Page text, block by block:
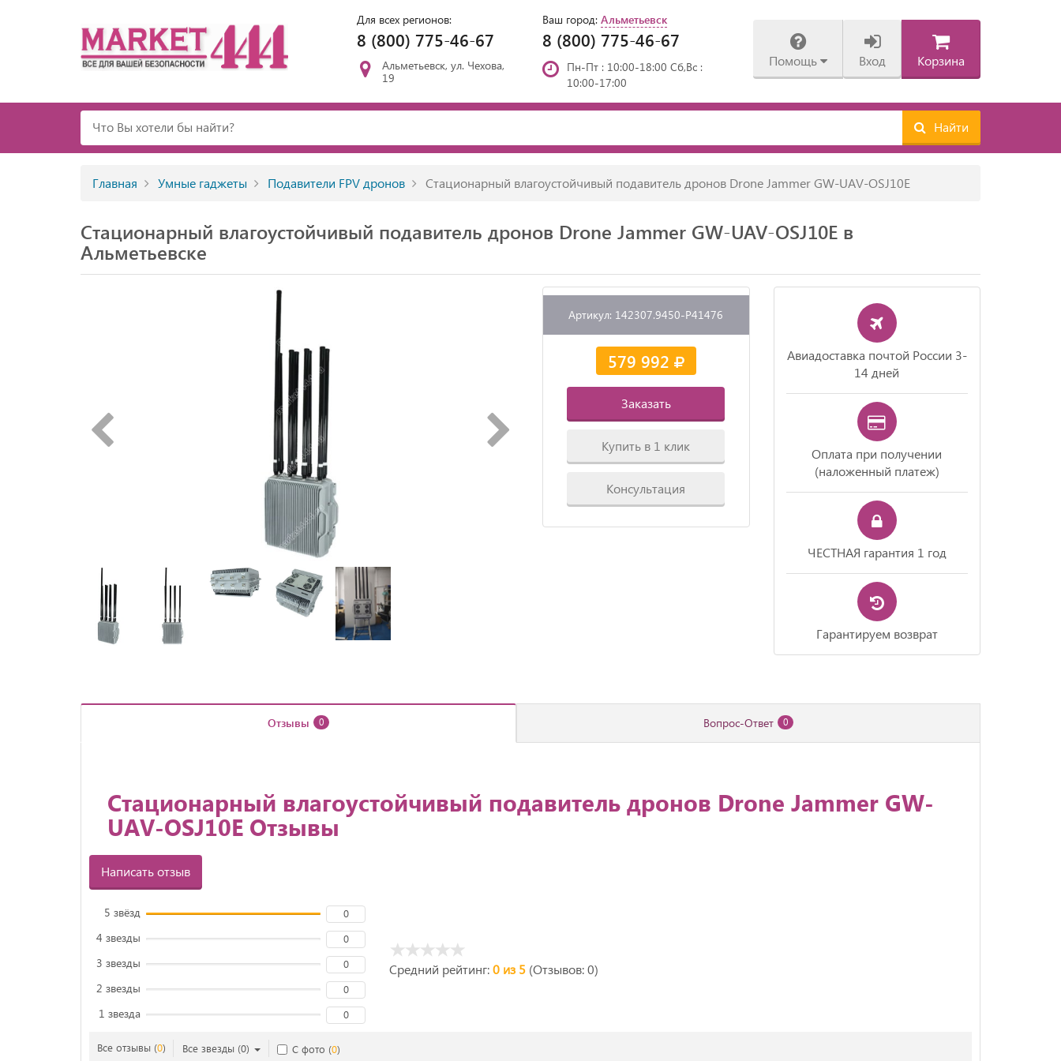
Для всех регионов:
8 (800) 775-46-67
Ваш город: Альметьевск
8 (800) 775-46-67
Альметьевск, ул. Чехова,
19
Пн-Пт : 10:00-18:00 Сб,Вс :
10:00-17:00
Помощь Вход Корзина
Найти
Главная Умные гаджеты Подавители FPV дронов Стационарный влагоустойчивый подавитель дронов Drone Jammer GW-UAV-OSJ10E
Стационарный влагоустойчивый подавитель дронов Drone Jammer GW-UAV-OSJ10E в
Альметьевске
Артикул: 142307.9450-P41476
579 992
Заказать
Купить в 1 клик
Консультация
Авиадоставка почтой России 3-
14 дней
Оплата при получении
(наложенный платеж)
ЧЕСТНАЯ гарантия 1 год
Гарантируем возврат
Отзывы 0 Вопрос-Ответ 0
Стационарный влагоустойчивый подавитель дронов Drone Jammer GW-
UAV-OSJ10E Отзывы
Написать отзыв
5 звёзд 0
4 звезды 0
3 звезды 0
2 звезды 0
1 звезда 0
Средний рейтинг:0 из 5 (Отзывов: 0)
Все отзывы (0) Все звезды (0) С фото (0)